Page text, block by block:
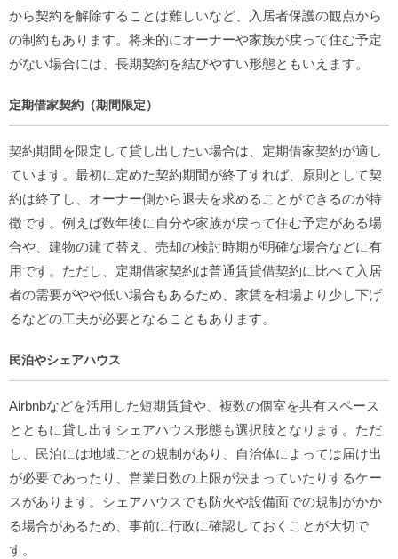
から契約を解除することは難しいなど、入居者保護の観点から
の制約もあります。将来的にオーナーや家族が戻って住む予定
がない場合には、長期契約を結びやすい形態ともいえます。
定期借家契約（期間限定）
契約期間を限定して貸し出したい場合は、定期借家契約が適し
ています。最初に定めた契約期間が終了すれば、原則として契
約は終了し、オーナー側から退去を求めることができるのが特
徴です。例えば数年後に自分や家族が戻って住む予定がある場
合や、建物の建て替え、売却の検討時期が明確な場合などに有
用です。ただし、定期借家契約は普通賃貸借契約に比べて入居
者の需要がやや低い場合もあるため、家賃を相場より少し下げ
るなどの工夫が必要となることもあります。
民泊やシェアハウス
Airbnbなどを活用した短期賃貸や、複数の個室を共有スペース
とともに貸し出すシェアハウス形態も選択肢となります。ただ
し、民泊には地域ごとの規制があり、自治体によっては届け出
が必要であったり、営業日数の上限が決まっていたりするケー
スがあります。シェアハウスでも防火や設備面での規制がかか
る場合があるため、事前に行政に確認しておくことが大切で
す。